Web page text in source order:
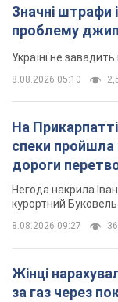
Значні штрафи
проблему
Україні не
8.08.2026 05:10
На
спеки
дороги
Відео
Негода накрила
курортний Буковель
8.08.2026 09:27
Жінці
за газ через